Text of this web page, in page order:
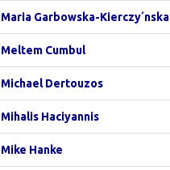
Maria Garbowska-Kierczy´nska
Meltem Cumbul
Michael Dertouzos
Mihalis Haciyannis
Mike Hanke